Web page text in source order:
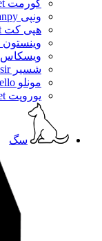
گورمت Gourmet
ونپی Wanpy
هپی کت Happy Cat
وینستون Winston
ویسکاس Whiskas
شسیر Schesir
مونلو Monello
یوروپت Europet
سگ